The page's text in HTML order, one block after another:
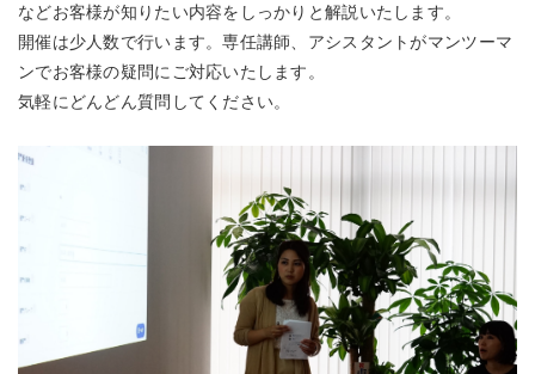
などお客様が知りたい内容をしっかりと解説いたします。
開催は少人数で行います。専任講師、アシスタントがマンツーマ
ンでお客様の疑問にご対応いたします。
気軽にどんどん質問してください。